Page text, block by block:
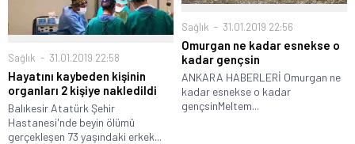
Sağlık 31.01.2019 22:58
Hayatını kaybeden kişinin
organları 2 kişiye nakledildi
Balıkesir Atatürk Şehir
Hastanesi'nde beyin ölümü
gerçekleşen 73 yaşındaki erkek...
Sağlık 31.01.2019 22:56
Omurgan ne kadar esnekse o
kadar gençsin
ANKARA HABERLERİ Omurgan ne
kadar esnekse o kadar
gençsinMeltem...